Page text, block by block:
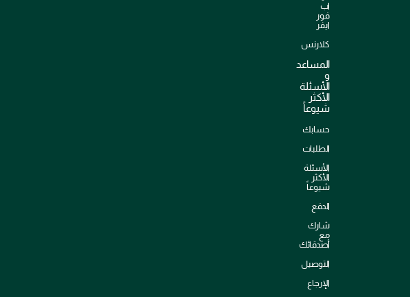
اب
فور
ايفر
كلارنس
المساعد
و
الأسئلة
الأكثر
شيوعاً
حسابك
الطلبات
الأسئلة
الأكثر
شيوعاً
الدفع
شارك
مع
أصدقائك
التوصيل
الإرجاع